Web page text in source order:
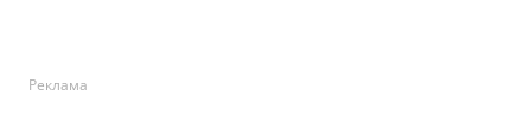
Реклама